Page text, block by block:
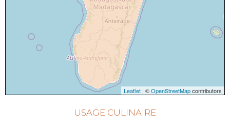
Leaflet | ©OpenStreetMapcontributors
USAGE CULINAIRE